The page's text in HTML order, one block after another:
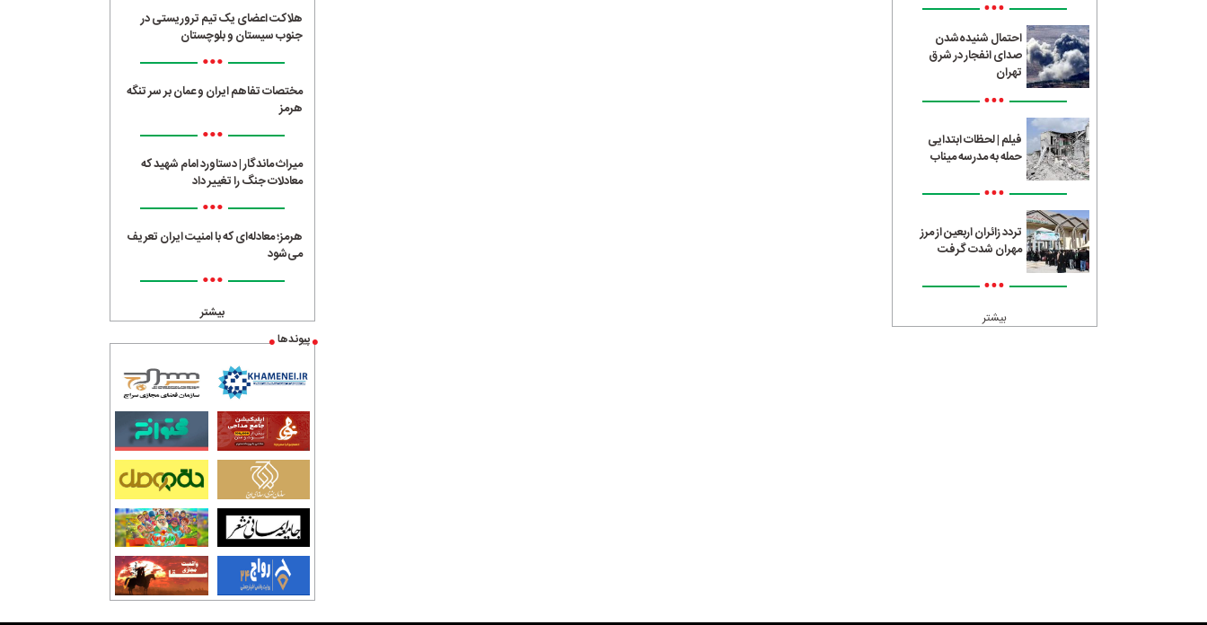
•••
احتمال شنیده‌شدن
صدای انفجار در شرق
تهران
•••
فیلم | لحظات ابتدایی
حمله به مدرسه میناب
•••
تردد زائران اربعین از مرز
مهران شدت گرفت
•••
بیشتر
هلاکت اعضای یک تیم تروریستی در
جنوب سیستان و بلوچستان
•••
مختصات تفاهم ایران و عمان بر سر تنگه
هرمز
•••
میراث ماندگار | دستاورد امام شهید که
معادلات جنگ را تغییر داد
•••
هرمز؛ معادله‌ای که با امنیت ایران تعریف
می‌شود
•••
بیشتر
پیوندها